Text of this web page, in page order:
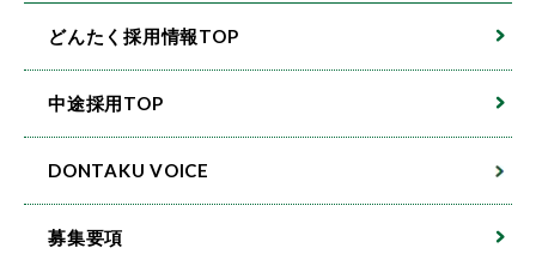
どんたく採用情報TOP
中途採用TOP
DONTAKU VOICE
募集要項